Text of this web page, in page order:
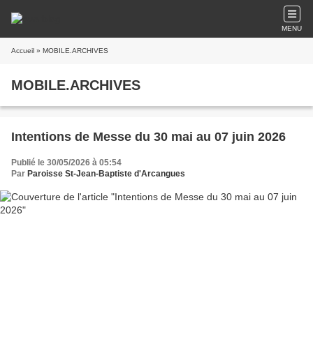
MENU
Accueil » MOBILE.ARCHIVES
MOBILE.ARCHIVES
Intentions de Messe du 30 mai au 07 juin 2026
Publié le 30/05/2026 à 05:54
Par Paroisse St-Jean-Baptiste d'Arcangues